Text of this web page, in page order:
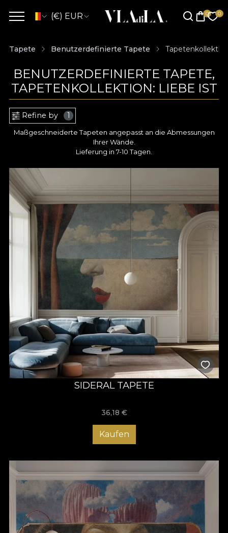
(€) EUR
Tapete Benutzerdefinierte Tapete
BENUTZERDEFINIERTE TAPETE,
TAPETENKOLLEKTION: LIEBE IST
Refine by 1
Maßgeschneiderte Tapeten angepasst an die Abmessungen
Ihrer Wände.
Lieferung in 7-10 Tagen.
SIDERAL TAPETE
36,18 €
Kaufen